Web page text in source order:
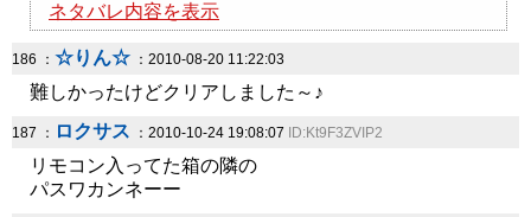
ネタバレ内容を表示
186 ： ☆りん☆ ：2010-08-20 11:22:03
難しかったけどクリアしました～♪
187 ： ロクサス ：2010-10-24 19:08:07 ID:Kt9F3ZVIP2
リモコン入ってた箱の隣の
パスワカンネーー